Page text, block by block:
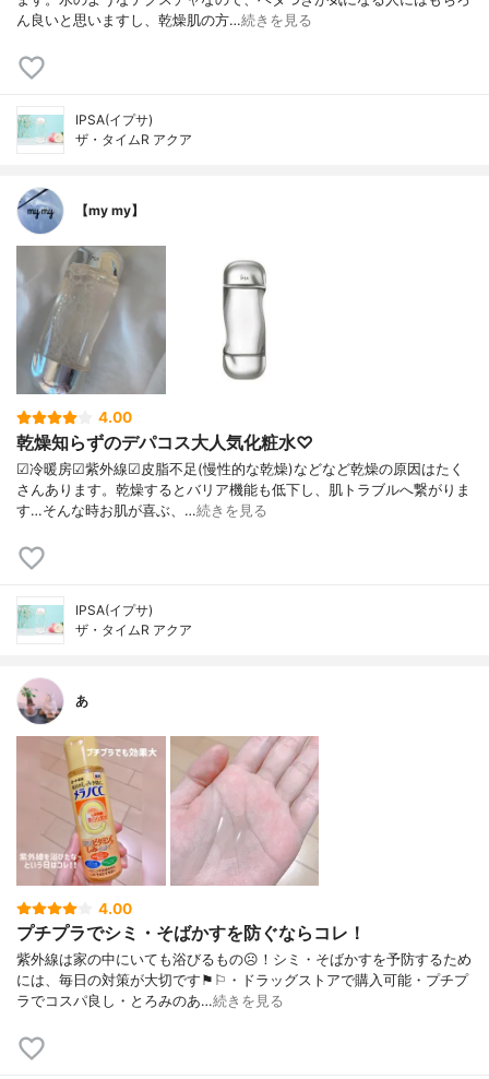
ん良いと思いますし、乾燥肌の方…続きを見る
IPSA(イプサ)
ザ・タイムR アクア
【my my】
4.00
乾燥知らずのデパコス大人気化粧水♡
☑︎冷暖房☑︎紫外線☑︎皮脂不足(慢性的な乾燥)などなど乾燥の原因はたく
さんあります。乾燥するとバリア機能も低下し、肌トラブルへ繋がりま
す…そんな時お肌が喜ぶ、…続きを見る
IPSA(イプサ)
ザ・タイムR アクア
あ
4.00
プチプラでシミ・そばかすを防ぐならコレ！
紫外線は家の中にいても浴びるもの☹︎！シミ・そばかすを予防するため
には、毎日の対策が大切です⚑︎⚐︎・ドラッグストアで購入可能・プチプ
ラでコスパ良し・とろみのあ…続きを見る